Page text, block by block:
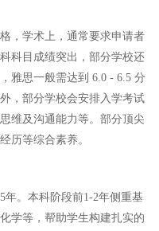
，学术上，通常要求申请者
科目成绩突出，部分学校还
雅思一般需达到 6.0 - 6.5 分
，部分学校会安排入学考试
维及沟通能力等。部分顶尖
历等综合素养。
年。本科阶段前1-2年侧重基
学等，帮助学生构建扎实的